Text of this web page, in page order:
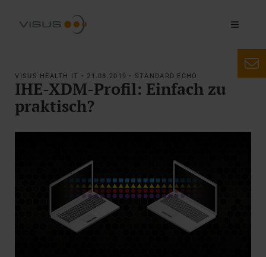
VISUS HEALTH IT • 21.08.2019 • STANDARD ECHO
IHE-XDM-Profil: Einfach zu
praktisch?